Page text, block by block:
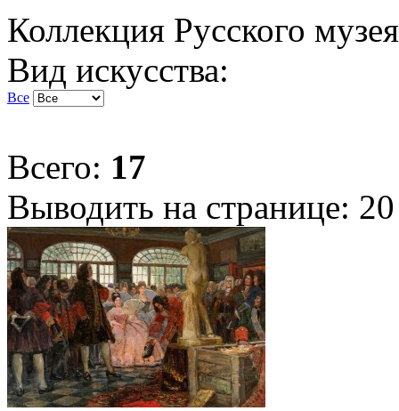
Коллекция Русского музея
Вид искусства:
Все
Всего: 17
Выводить на странице: 20